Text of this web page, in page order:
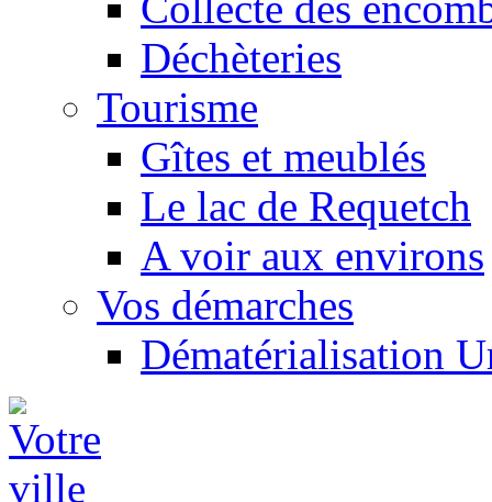
Déchèteries
Tourisme
Gîtes et meublés
Le lac de Requetch
A voir aux environs
Vos démarches
Dématérialisation